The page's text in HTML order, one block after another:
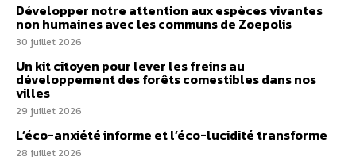
Développer notre attention aux espèces vivantes
non humaines avec les communs de Zoepolis
30 juillet 2026
Un kit citoyen pour lever les freins au
développement des forêts comestibles dans nos
villes
29 juillet 2026
L’éco-anxiété informe et l’éco-lucidité transforme
28 juillet 2026